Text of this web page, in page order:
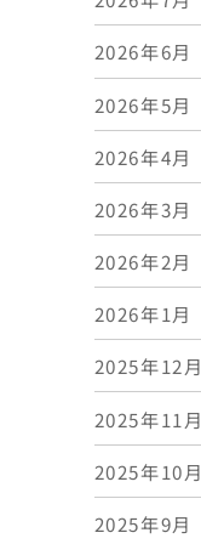
2026年6月
2026年5月
2026年4月
2026年3月
2026年2月
2026年1月
2025年12月
2025年11月
2025年10月
2025年9月